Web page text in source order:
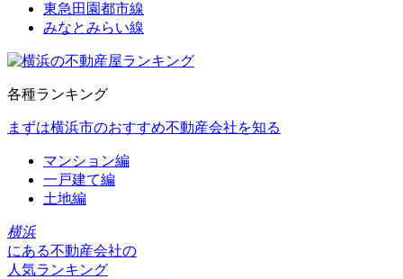
東急田園都市線
みなとみらい線
各種ランキング
まずは横浜市のおすすめ不動産会社を知る
マンション編
一戸建て編
土地編
横浜
にある不動産会社の
人気ランキング